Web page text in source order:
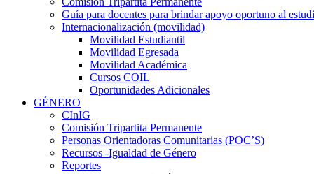
Guía para docentes para brindar apoyo oportuno al
Internacionalización (movilidad)
Movilidad Estudiantil
Movilidad Egresada
Movilidad Académica
Cursos COIL
Oportunidades Adicionales
GÉNERO
CInIG
Comisión Tripartita Permanente
Personas Orientadoras Comunitarias (POC’S)
Recursos -Igualdad de Género
Reportes